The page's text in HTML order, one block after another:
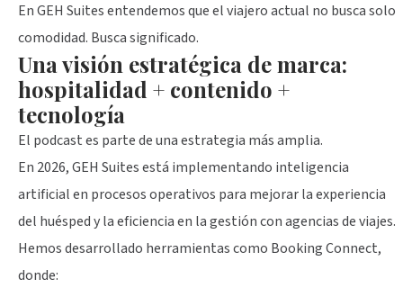
En GEH Suites entendemos que el viajero actual no busca solo
comodidad. Busca significado.
Una visión estratégica de marca:
hospitalidad + contenido +
tecnología
El podcast es parte de una estrategia más amplia.
En 2026, GEH Suites está implementando inteligencia
artificial en procesos operativos para mejorar la experiencia
del huésped y la eficiencia en la gestión con agencias de viajes.
Hemos desarrollado herramientas como Booking Connect,
donde: